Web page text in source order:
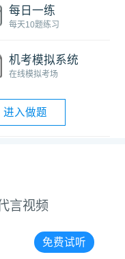
每日一练
每天10题练习
机考模拟系统
在线模拟考场
进入做题
言视频
免费试听